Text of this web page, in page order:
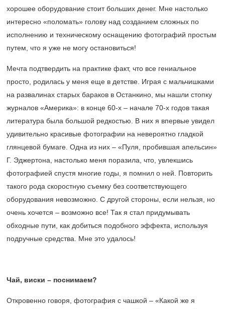
хорошее оборудование стоит больших денег. Мне настолько
интересно «поломать» голову над созданием сложных по
исполнению и техническому оснащению фотографий простым
путем, что я уже не могу остановиться!
Мечта подтвердить на практике факт, что все гениальное
просто, родилась у меня еще в детстве. Играя с мальчишками
на развалинах старых бараков в Останкино, мы нашли стопку
журналов «Америка»: в конце 60-х – начале 70-х годов такая
литература была большой редкостью. В них я впервые увидел
удивительно красивые фотографии на невероятно гладкой
глянцевой бумаге. Одна из них – «Пуля, пробившая апельсин»
Г. Эджертона, настолько меня поразила, что, увлекшись
фотографией спустя многие годы, я помнил о ней. Повторить
такого рода скоростную съемку без соответствующего
оборудования невозможно. С другой стороны, если нельзя, но
очень хочется – возможно все! Так я стал придумывать
обходные пути, как добиться подобного эффекта, используя
подручные средства. Мне это удалось!
Чай, виски – поснимаем?
Откровенно говоря, фотография с чашкой – «Какой же я